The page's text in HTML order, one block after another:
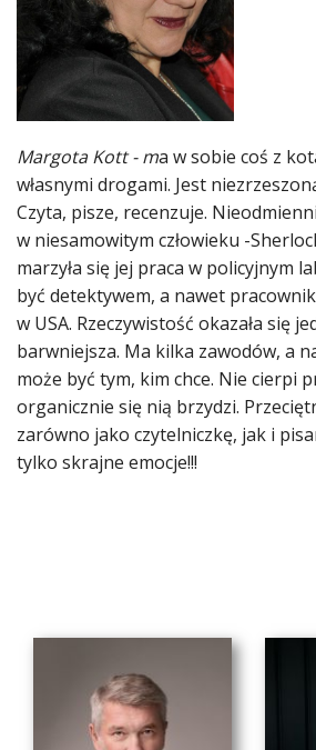
Margota Kott - ma w sobie coś z
własnymi drogami. Jest
Czyta, pisze, recenzuje.
w niesamowitym człowieku -
marzyła się jej praca w policyjnym
być detektywem, a nawet
w USA. Rzeczywistość okazała się
barwniejsza. Ma kilka zawodów, a
może być tym, kim chce. Nie cierpi
organicznie się nią brzydzi.
zarówno jako czytelniczkę, jak i
tylko skrajne emocje!!!